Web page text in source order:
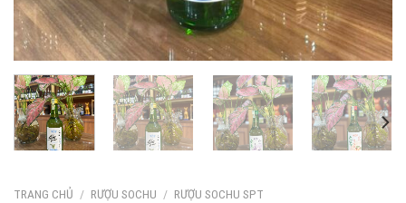
TRANG CHỦ / RƯỢU SOCHU / RƯỢU SOCHU SPT